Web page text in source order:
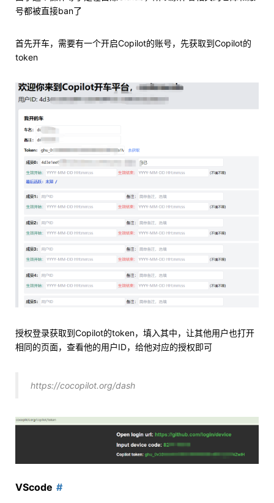
号都被直接ban了
首先开车，需要有一个开启Copilot的账号，先获取到Copilot的
token
授权登录获取到Copilot的token，填入其中，让其他用户也打开
相同的页面，查看他的用户ID，给他对应的授权即可
https://cocopilot.org/dash
VScode